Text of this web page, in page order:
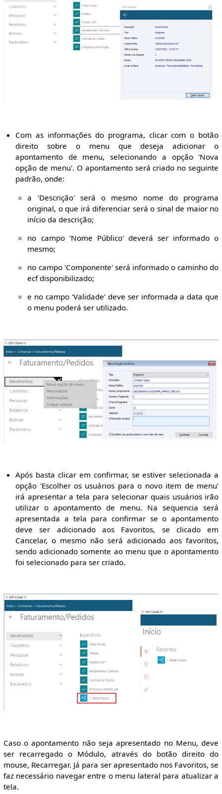
Com as informações do programa, clicar com o botão
direito sobre o menu que deseja adicionar o
apontamento de menu, selecionando a opção 'Nova
opção de menu'. O apontamento será criado no seguinte
padrão, onde:
a 'Descrição' será o mesmo nome do programa
original, o que irá diferenciar será o sinal de maior no
início da descrição;
no campo 'Nome Público' deverá ser informado o
mesmo;
no campo 'Componente' será informado o caminho do
ecf disponibilizado;
e no campo 'Validade' deve ser informada a data que
o menu poderá ser utilizado.
Após basta clicar em confirmar, se estiver selecionada a
opção 'Escolher os usuários para o novo item de menu'
irá apresentar a tela para selecionar quais usuários irão
utilizar o apontamento de menu. Na sequencia será
apresentada a tela para confirmar se o apontamento
deve ser adicionado aos Favoritos, se clicado em
Cancelar, o mesmo não será adicionado aos favoritos,
sendo adicionado somente ao menu que o apontamento
foi selecionado para ser criado.
Caso o apontamento não seja apresentado no Menu, deve
ser recarregado o Módulo, através do botão direito do
mouse, Recarregar. Já para ser apresentado nos Favoritos, se
faz necessário navegar entre o menu lateral para atualizar a
tela.